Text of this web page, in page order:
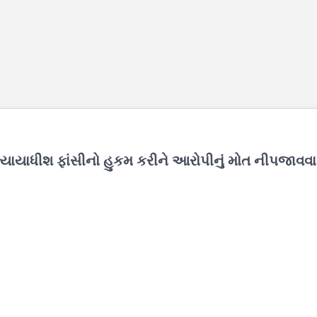
ફાંસીનો હુકમ કરીને આરોપીનું મોત નીપજાવવા